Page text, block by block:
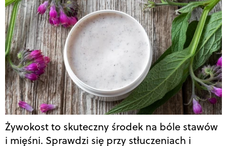
Żywokost to skuteczny środek na bóle stawów
i mięśni. Sprawdzi się przy stłuczeniach i